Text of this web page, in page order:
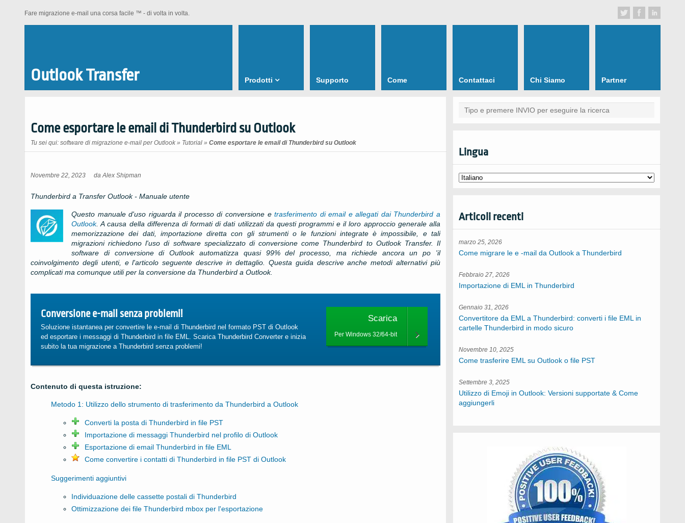
Fare migrazione e-mail una corsa facile ™ - di volta in volta.
Outlook Transfer Prodotti Supporto Come Contattaci Chi Siamo Partner
Come esportare le email di Thunderbird su Outlook
Tu sei qui: software di migrazione e-mail per Outlook » Tutorial » Come esportare le email di Thunderbird su Outlook
Novembre 22, 2023 daAlex Shipman
Thunderbird a Transfer Outlook - Manuale utente
Questo manuale d'uso riguarda il processo di conversione etrasferimento di email e allegati dai Thunderbird a
Outlook. A causa della differenza di formati di dati utilizzati da questi programmi e il loro approccio generale alla
memorizzazione dei dati, importazione diretta con gli strumenti o le funzioni integrate è impossibile, e tali
migrazioni richiedono l'uso di software specializzato di conversione come Thunderbird to Outlook Transfer. Il
software di conversione di Outlook automatizza quasi 99% del processo, ma richiede ancora un po 'il
coinvolgimento degli utenti, e l'articolo seguente descrive in dettaglio. Questa guida descrive anche metodi alternativi più
complicati ma comunque utili per la conversione da Thunderbird a Outlook.
Conversione e-mail senza problemi!
Soluzione istantanea per convertire le e-mail di Thunderbird nel formato PST di Outlook
ed esportare i messaggi di Thunderbird in file EML. Scarica Thunderbird Converter e inizia
subito la tua migrazione a Thunderbird senza problemi!
Scarica
Per Windows 32/64-bit
Contenuto di questa istruzione:
Metodo 1: Utilizzo dello strumento di trasferimento da Thunderbird a Outlook
Converti la posta di Thunderbird in file PST
Importazione di messaggi Thunderbird nel profilo di Outlook
Esportazione di email Thunderbird in file EML
Come convertire i contatti di Thunderbird in file PST di Outlook
Suggerimenti aggiuntivi
Individuazione delle cassette postali di Thunderbird
Ottimizzazione dei file Thunderbird mbox per l'esportazione
Lingua
Articoli recenti
marzo 25, 2026
Come migrare le e -mail da Outlook a Thunderbird
Febbraio 27, 2026
Importazione di EML in Thunderbird
Gennaio 31, 2026
Convertitore da EML a Thunderbird: converti i file EML in
cartelle Thunderbird in modo sicuro
Novembre 10, 2025
Come trasferire EML su Outlook o file PST
Settembre 3, 2025
Utilizzo di Emoji in Outlook: Versioni supportate & Come
aggiungerli